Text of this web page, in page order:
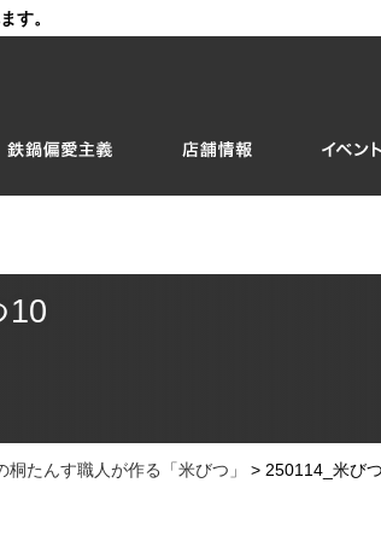
す。
10
桐たんす職人が作る「米びつ」 > 250114_米び